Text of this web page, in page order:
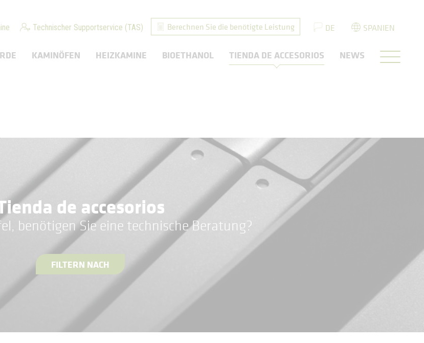
Technischer Supportservice (TAS) Berechnen Sie die benötigte Leistung DE SPANIEN
KAMINÖFEN HEIZKAMINE BIOETHANOL TIENDA DE ACCESORIOS NEWS
de accesorios
benötigen Sie eine technische Beratung?
FILTERN NACH